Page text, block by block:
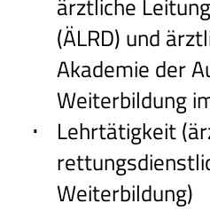
ärztliche
(ÄLRD) und
Akademie der
Weiterbildung
Lehrtätigkeit
Weiterbildung)